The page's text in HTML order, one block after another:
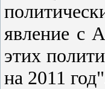
явление c
этих
на 2011